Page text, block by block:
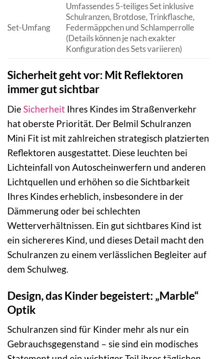
Set-Umfang
Umfassendes 5-teiliges Set inklusive
Schulranzen, Brotdose, Trinkflasche,
Federmäppchen und Schlamperrolle
(Details können je nach exakter
Konfiguration des Sets variieren)
Sicherheit geht vor: Mit Reflektoren
immer gut sichtbar
Die Sicherheit Ihres Kindes im Straßenverkehr
hat oberste Priorität. Der Belmil Schulranzen
Mini Fit ist mit zahlreichen strategisch platzierten
Reflektoren ausgestattet. Diese leuchten bei
Lichteinfall von Autoscheinwerfern und anderen
Lichtquellen und erhöhen so die Sichtbarkeit
Ihres Kindes erheblich, insbesondere in der
Dämmerung oder bei schlechten
Wetterverhältnissen. Ein gut sichtbares Kind ist
ein sichereres Kind, und dieses Detail macht den
Schulranzen zu einem verlässlichen Begleiter auf
dem Schulweg.
Design, das Kinder begeistert: „Marble“
Optik
Schulranzen sind für Kinder mehr als nur ein
Gebrauchsgegenstand – sie sind ein modisches